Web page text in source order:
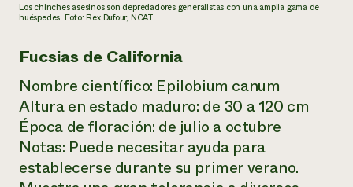
Los chinches asesinos son depredadores generalistas con una amplia gama de
huéspedes. Foto: Rex Dufour, NCAT
Fucsias de California
Nombre científico: Epilobium canum
Altura en estado maduro: de 30 a 120 cm
Época de floración: de julio a octubre
Notas: Puede necesitar ayuda para
establecerse durante su primer verano.